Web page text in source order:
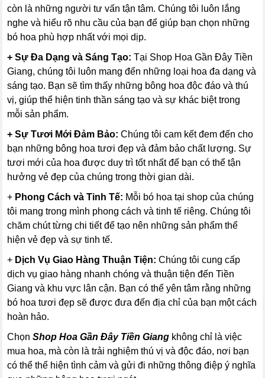
còn là những người tư vấn tận tâm. Chúng tôi luôn lắng
nghe và hiểu rõ nhu cầu của bạn để giúp bạn chọn những
bó hoa phù hợp nhất với mọi dịp.
+ Sự Đa Dạng và Sáng Tạo: Tại Shop Hoa Gần Đây Tiền
Giang, chúng tôi luôn mang đến những loại hoa đa dạng và
sáng tạo. Bạn sẽ tìm thấy những bông hoa độc đáo và thú
vị, giúp thể hiện tinh thần sáng tạo và sự khác biệt trong
mỗi sản phẩm.
+ Sự Tươi Mới Đảm Bảo: Chúng tôi cam kết đem đến cho
bạn những bông hoa tươi đẹp và đảm bảo chất lượng. Sự
tươi mới của hoa được duy trì tốt nhất để bạn có thể tận
hưởng vẻ đẹp của chúng trong thời gian dài.
+ Phong Cách và Tinh Tế: Mỗi bó hoa tại shop của chúng
tôi mang trong mình phong cách và tinh tế riêng. Chúng tôi
chăm chút từng chi tiết để tạo nên những sản phẩm thể
hiện vẻ đẹp và sự tinh tế.
+ Dịch Vụ Giao Hàng Thuận Tiện: Chúng tôi cung cấp
dịch vụ giao hàng nhanh chóng và thuận tiện đến Tiền
Giang và khu vực lân cận. Bạn có thể yên tâm rằng những
bó hoa tươi đẹp sẽ được đưa đến địa chỉ của bạn một cách
hoàn hảo.
Chọn Shop Hoa Gần Đây Tiền Giang không chỉ là việc
mua hoa, mà còn là trải nghiệm thú vị và độc đáo, nơi bạn
có thể thể hiện tình cảm và gửi đi những thông điệp ý nghĩa